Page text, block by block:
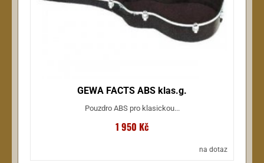
GEWA FACTS ABS klas.g.
Pouzdro ABS pro klasickou...
1 950 Kč
na dotaz